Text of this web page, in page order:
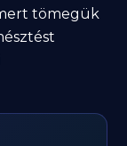
tömegük